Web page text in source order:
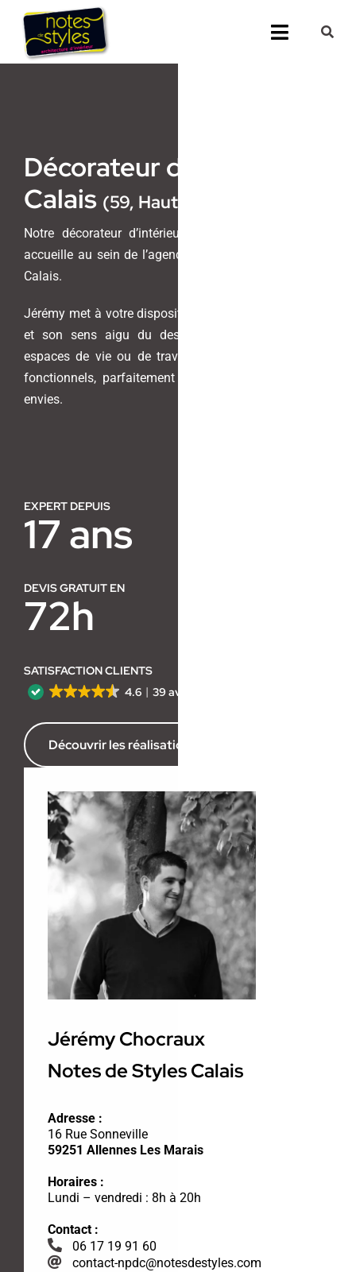
Passer
contenu
Toggle
Décorateur d’intérieur à
Calais (59, Hauts de France)
Notre décorateur d’intérieur, Jérémy Chocraux, vous
accueille au sein de l’agence Notes de Styles située à
Calais.
Jérémy met à votre disposition son savoir-faire unique
et son sens aigu du design pour transformer vos
espaces de vie ou de travail en lieux harmonieux et
fonctionnels, parfaitement adaptés à vos besoins et
envies.
EXPERT DEPUIS
17 ans
DEVIS GRATUIT EN
72h
SATISFACTION CLIENTS
4.6
39 avis
Découvrir les réalisations de l’agence
Jérémy Chocraux
Notes de Styles Calais
Adresse :
16 Rue Sonneville
59251 Allennes Les Marais
Horaires :
Lundi – vendredi : 8h à 20h
Contact :
06 17 19 91 60
contact-npdc@notesdestyles.com